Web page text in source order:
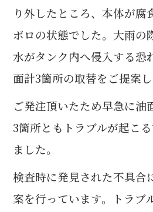
り外したところ、本体が腐
ボロの状態でした。大雨の
水がタンク内へ侵入する恐
面計3箇所の取替をご提案し
ご発注頂いたため早急に油
3箇所ともトラブルが起こ
ました。
検査時に発見された不具合
案を行っています。トラブ